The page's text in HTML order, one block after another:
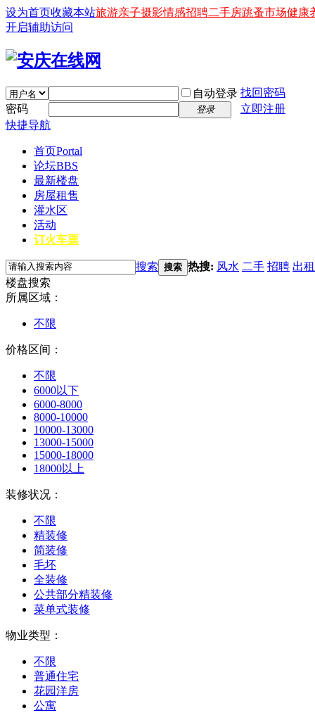
设为首页收藏本站旅游亲子摄影情感招聘二手房跳蚤市场健康
开启辅助访问
自动登录 找回密码
密码
登录
立即注册
快捷导航
首页Portal
论坛BBS
最新楼盘
房屋租售
灌水区
活动
订火车票
搜索 搜索 热搜: 风水 二手 招聘 出租
楼盘搜索
所属区域：
不限
价格区间：
不限
6000以下
6000-8000
8000-10000
10000-13000
13000-15000
15000-18000
18000以上
装修状况：
不限
精装修
简装修
毛坯
全装修
公共部分精装修
菜单式装修
物业类型：
不限
普通住宅
花园洋房
公寓